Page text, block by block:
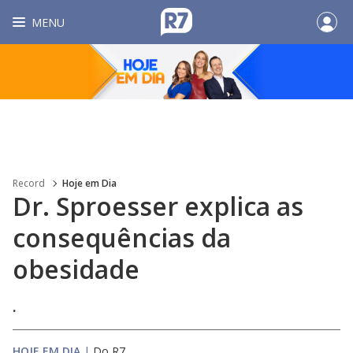
MENU
Record Hoje em Dia
Dr. Sproesser explica as
consequências da
obesidade
.